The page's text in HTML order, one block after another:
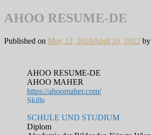
AHOO RESUME-DE
Published on May 12, 2020April 10, 2022 by
AHOO RESUME-DE
AHOO MAHER
https://ahoomaher.com/
Skills
SCHULE UND STUDIUM
Diplom